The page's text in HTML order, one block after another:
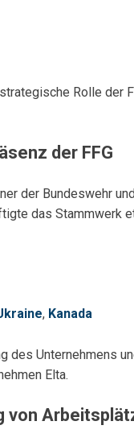
Rolle der
der FFG
der Bundeswehr
das Stammwerk
, Kanada
des Unternehmens
Elta.
von